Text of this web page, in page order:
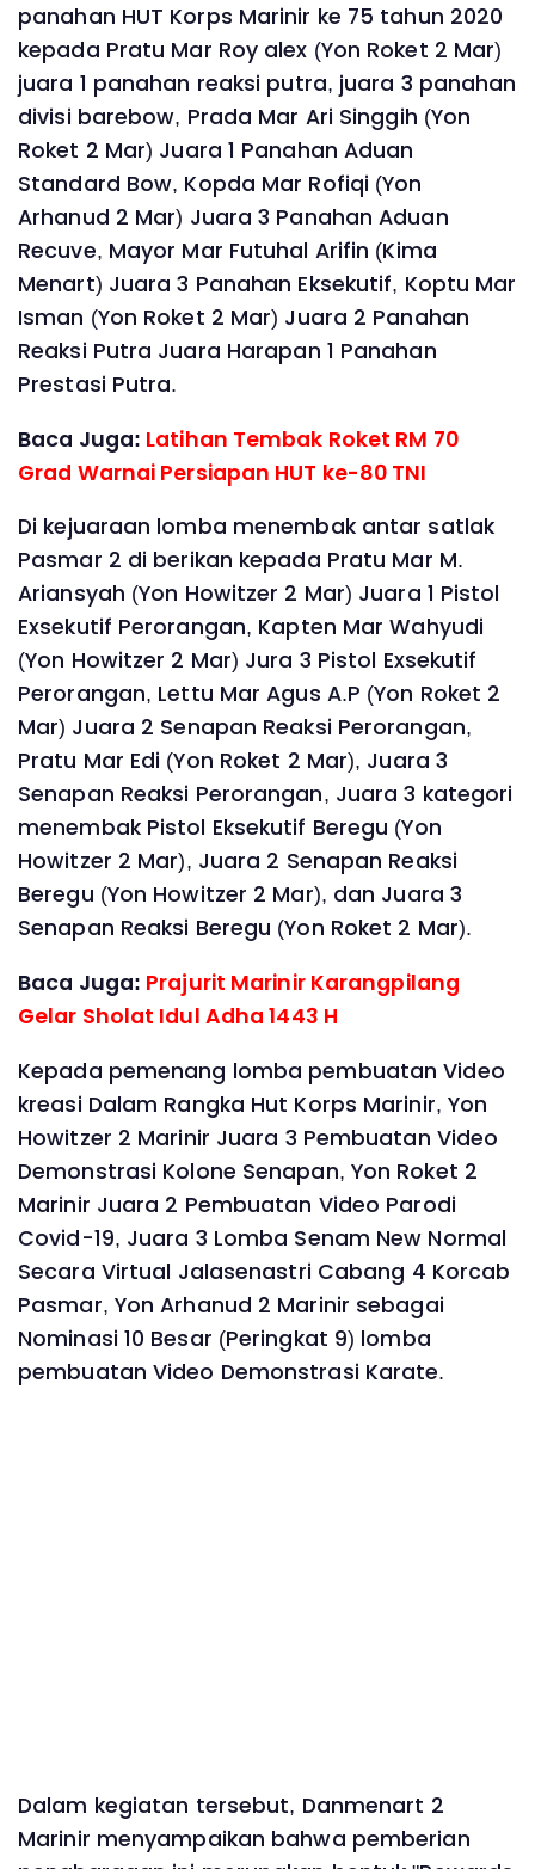
panahan HUT Korps Marinir ke 75 tahun 2020
kepada Pratu Mar Roy alex (Yon Roket 2 Mar)
juara 1 panahan reaksi putra, juara 3 panahan
divisi barebow, Prada Mar Ari Singgih (Yon
Roket 2 Mar) Juara 1 Panahan Aduan
Standard Bow, Kopda Mar Rofiqi (Yon
Arhanud 2 Mar) Juara 3 Panahan Aduan
Recuve, Mayor Mar Futuhal Arifin (Kima
Menart) Juara 3 Panahan Eksekutif, Koptu Mar
Isman (Yon Roket 2 Mar) Juara 2 Panahan
Reaksi Putra Juara Harapan 1 Panahan
Prestasi Putra.
Baca Juga: Latihan Tembak Roket RM 70
Grad Warnai Persiapan HUT ke-80 TNI
Di kejuaraan lomba menembak antar satlak
Pasmar 2 di berikan kepada Pratu Mar M.
Ariansyah (Yon Howitzer 2 Mar) Juara 1 Pistol
Exsekutif Perorangan, Kapten Mar Wahyudi
(Yon Howitzer 2 Mar) Jura 3 Pistol Exsekutif
Perorangan, Lettu Mar Agus A.P (Yon Roket 2
Mar) Juara 2 Senapan Reaksi Perorangan,
Pratu Mar Edi (Yon Roket 2 Mar), Juara 3
Senapan Reaksi Perorangan, Juara 3 kategori
menembak Pistol Eksekutif Beregu (Yon
Howitzer 2 Mar), Juara 2 Senapan Reaksi
Beregu (Yon Howitzer 2 Mar), dan Juara 3
Senapan Reaksi Beregu (Yon Roket 2 Mar).
Baca Juga: Prajurit Marinir Karangpilang
Gelar Sholat Idul Adha 1443 H
Kepada pemenang lomba pembuatan Video
kreasi Dalam Rangka Hut Korps Marinir, Yon
Howitzer 2 Marinir Juara 3 Pembuatan Video
Demonstrasi Kolone Senapan, Yon Roket 2
Marinir Juara 2 Pembuatan Video Parodi
Covid-19, Juara 3 Lomba Senam New Normal
Secara Virtual Jalasenastri Cabang 4 Korcab
Pasmar, Yon Arhanud 2 Marinir sebagai
Nominasi 10 Besar (Peringkat 9) lomba
pembuatan Video Demonstrasi Karate.
Dalam kegiatan tersebut, Danmenart 2
Marinir menyampaikan bahwa pemberian